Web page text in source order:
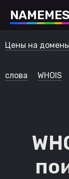
NAMEMES
Цены на домены
слова WHOIS